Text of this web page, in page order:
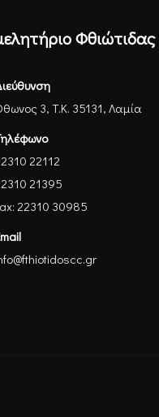
Φθιώτιδας
3, Τ.Κ. 35131, Λαμία
22112
21395
22310 30985